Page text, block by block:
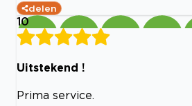
delen
10
Uitstekend !
Prima service.